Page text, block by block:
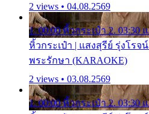
2 views • 04.08.2569
1. 00:00 หิ้วกระเป๋า 2. 03:30
หิ้วกระเป๋า | แสงสุรีย์ รุ่งโรจ
พระรักษา (KARAOKE)
2 views • 03.08.2569
1. 00:00 หิ้วกระเป๋า 2. 03:30